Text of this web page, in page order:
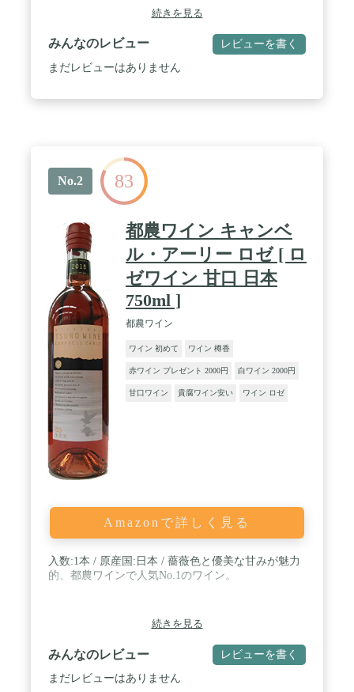
料理 / ぶどう品種:モスカート種 / アルコール度
数:7.5% / 容器:ボトル / 微発泡でフルーティーなマ
スカット味。アルコール分7.5%ですっきりした味わ
いが特長です。
続きを見る
みんなのレビュー レビューを書く
まだレビューはありません
No.2 83
都農ワイン キャンベ
ル・アーリー ロゼ [ ロ
ゼワイン 甘口 日本
750ml ]
都農ワイン
ワイン 初めて ワイン 樽香
赤ワイン プレゼント 2000円 白ワイン 2000円
甘口ワイン 貴腐ワイン安い ワイン ロゼ
Amazonで詳しく見る
入数:1本 / 原産国:日本 / 薔薇色と優美な甘みが魅力
的、都農ワインで人気No.1のワイン。
続きを見る
みんなのレビュー レビューを書く
まだレビューはありません